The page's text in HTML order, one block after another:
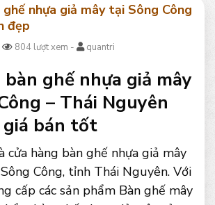
ghế nhựa giả mây tại Sông Công
đẹp
804 lượt xem - quantri
bàn ghế nhựa giả mây
– Thái Nguyên
giá bán tốt
cửa hàng bàn ghế nhựa giả mây
Công, tỉnh Thái Nguyên. Với
cấp các sản phẩm Bàn ghế mây